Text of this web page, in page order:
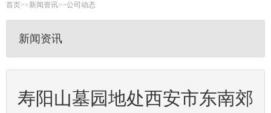
首页>>新闻资讯>>公司动态
新闻资讯
寿阳山墓园地处西安市东南郊